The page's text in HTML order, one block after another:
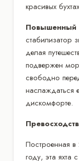
красивых
Повышенный
стабилизатор
делая
подвержен
свободно
наслаждаться
дискомфорте.
Построенная
году, эта